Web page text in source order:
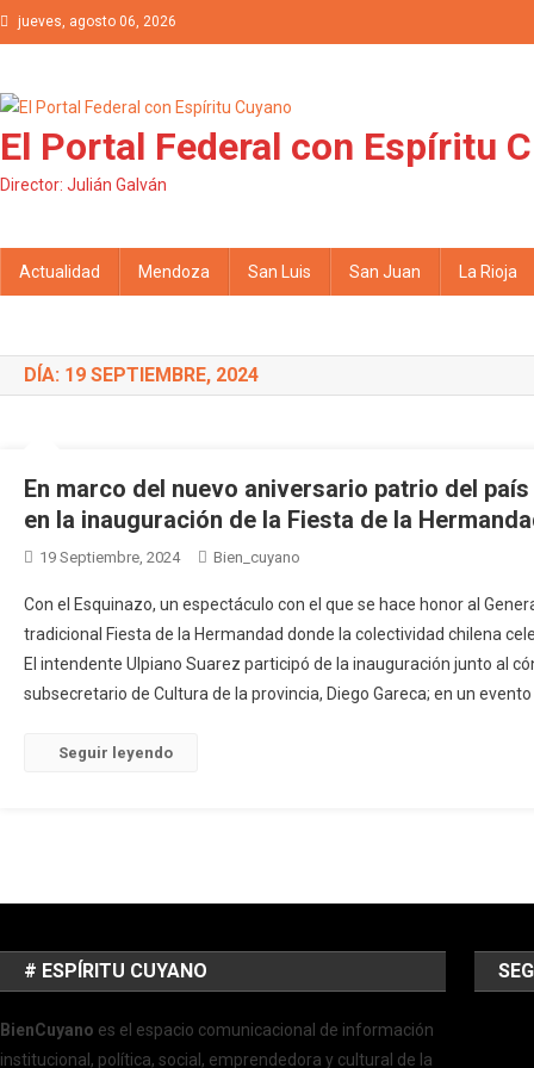
Saltar al contenido
jueves, agosto 06, 2026
El Portal Federal con Espíritu
Director: Julián Galván
Actualidad Mendoza San Luis San Juan La Rioja
DÍA: 19 SEPTIEMBRE, 2024
En marco del nuevo aniversario patrio del
en la inauguración de la Fiesta de la
19 Septiembre, 2024 Bien_cuyano
Con el Esquinazo, un espectáculo con el que se hace honor al
tradicional Fiesta de la Hermandad donde la colectividad chilena
El intendente Ulpiano Suarez participó de la inauguración junto al
subsecretario de Cultura de la provincia, Diego Gareca; en un
Seguir leyendo
# ESPÍRITU CUYANO
BienCuyano es el espacio comunicacional de información
institucional, política, social, emprendedora y cultural de la